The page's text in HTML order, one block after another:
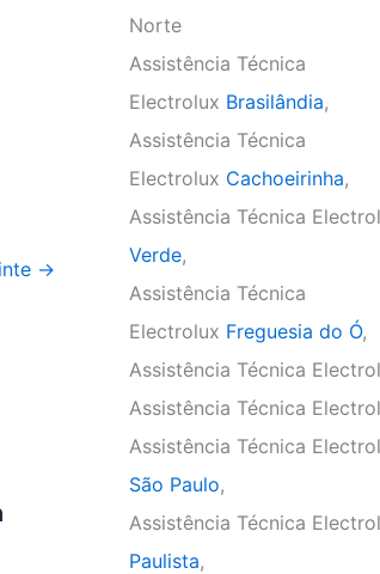
→
Norte
Assistência Técnica
Electrolux Brasilândia,
Assistência Técnica
Electrolux Cachoeirinha,
Assistência Técnica
Verde,
Assistência Técnica
Electrolux Freguesia do Ó,
Assistência Técnica
Assistência Técnica
Assistência Técnica
São Paulo,
Assistência Técnica
Paulista,